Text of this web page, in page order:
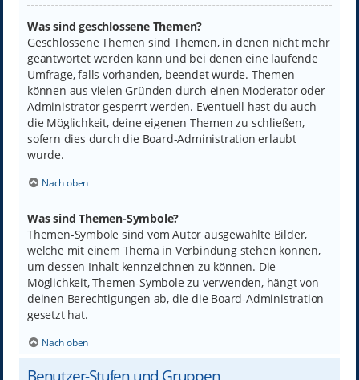
Was sind geschlossene Themen?
Geschlossene Themen sind Themen, in denen nicht mehr
geantwortet werden kann und bei denen eine laufende
Umfrage, falls vorhanden, beendet wurde. Themen
können aus vielen Gründen durch einen Moderator oder
Administrator gesperrt werden. Eventuell hast du auch
die Möglichkeit, deine eigenen Themen zu schließen,
sofern dies durch die Board-Administration erlaubt
wurde.
Nach oben
Was sind Themen-Symbole?
Themen-Symbole sind vom Autor ausgewählte Bilder,
welche mit einem Thema in Verbindung stehen können,
um dessen Inhalt kennzeichnen zu können. Die
Möglichkeit, Themen-Symbole zu verwenden, hängt von
deinen Berechtigungen ab, die die Board-Administration
gesetzt hat.
Nach oben
Benutzer-Stufen und Gruppen